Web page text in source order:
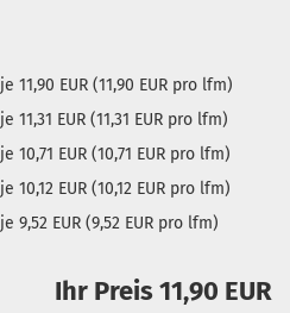
je 11,90 EUR (11,90 EUR pro lfm)
je 11,31 EUR (11,31 EUR pro lfm)
je 10,71 EUR (10,71 EUR pro lfm)
je 10,12 EUR (10,12 EUR pro lfm)
je 9,52 EUR (9,52 EUR pro lfm)
Ihr Preis 11,90 EUR